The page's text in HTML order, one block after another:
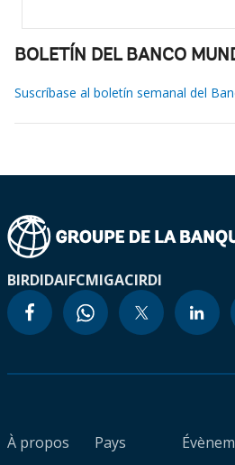
BOLETÍN DEL BANCO
Suscríbase al boletín semanal del
BIRDIDAIFCMIGACIRDI
À propos
Pays